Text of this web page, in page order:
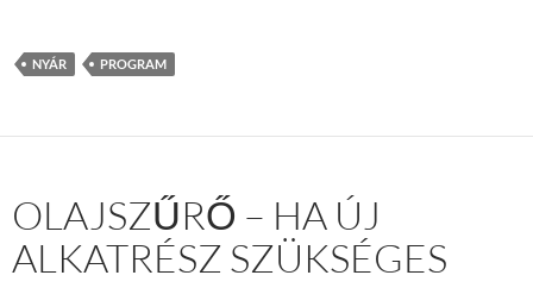
NYÁR PROGRAM
OLAJSZŰRŐ – HA ÚJ
ALKATRÉSZ SZÜKSÉGES